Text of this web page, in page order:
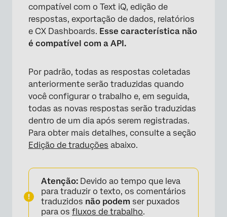
compatível com o Text iQ, edição de
respostas, exportação de dados, relatórios
e CX Dashboards. Esse característica não
é compatível com a API.
Por padrão, todas as respostas coletadas
anteriormente serão traduzidas quando
você configurar o trabalho e, em seguida,
todas as novas respostas serão traduzidas
dentro de um dia após serem registradas.
Para obter mais detalhes, consulte a seção
Edição de traduções abaixo.
Atenção: Devido ao tempo que leva
para traduzir o texto, os comentários
traduzidos não podem ser puxados
para os fluxos de trabalho.